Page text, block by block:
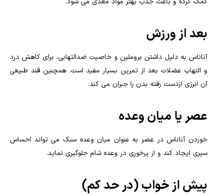
بعد از ورزش
آناناس به دلیل داشتن بروملین و خاصیت ضدالتهابی، برای کاهش درد
و التهاب عضلات بعد از تمرین بسیار مفید است. همچنین قند طبیعی
آن انرژی ازدست رفته بدن را جبران می کند.
عصر یا میان وعده
خوردن آناناس در عصر به عنوان میان وعده سبک می تواند احساس
سیری ایجاد کند و از پرخوری در وعده شام جلوگیری نماید.
پیش از خواب (در حد کم)